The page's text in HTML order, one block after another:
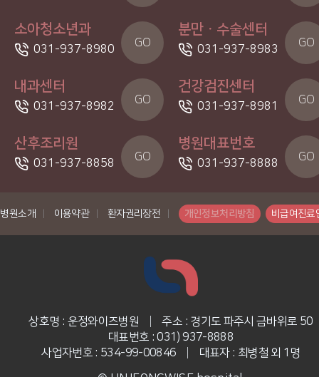
소아청소년과
031-937-8980 GO
분만ㆍ수술센터
031-937-8983 GO
내과센터
031-937-8982 GO
건강검진센터
031-937-8981 GO
산후조리원
031-937-8858 GO
병원대표번호
031-937-8888 GO
병원소개 이용약관 환자권리장전 개인정보처리방침 비급여진료
상호명 : 운정와이즈병원
주소 : 경기도 파주시 금바위로 50
대표번호 : 031) 937-8888
사업자번호 : 534-99-00846
대표자 : 최병철 외 1명